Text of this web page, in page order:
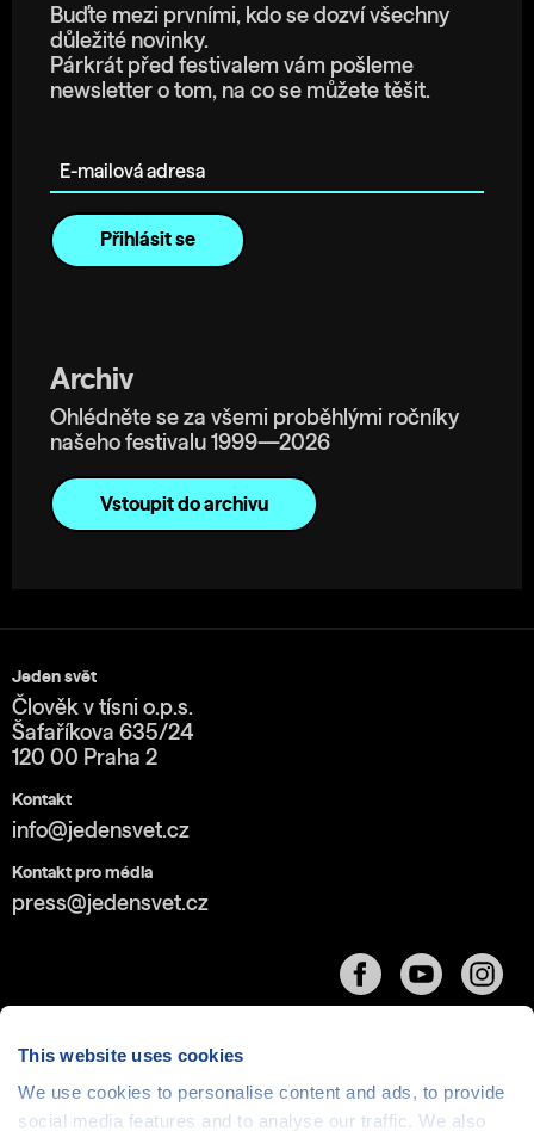
This website uses cookies
We use cookies to personalise content and ads, to provide
social media features and to analyse our traffic. We also
Buďte mezi prvními, kdo se dozví všechny
důležité novinky.
Párkrát před festivalem vám pošleme
newsletter o tom, na co se můžete těšit.
Archiv
Ohlédněte se za všemi proběhlými ročníky
našeho festivalu 1999—2026
Vstoupit do archivu
Jeden svět
Člověk v tísni o.p.s.
Šafaříkova 635/24
120 00 Praha 2
Kontakt
info@jedensvet.cz
Kontakt pro média
press@jedensvet.cz
Cookies| © 1999-2026 Člověk v tísni o.p.s., web běží